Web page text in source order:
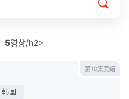
5영상/h2>
第10集完结
韩国